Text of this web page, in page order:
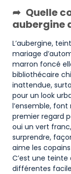
Quelle
aubergine
L’aubergine,
mariage
marron foncé
bibliothécaire
inattendue,
pour un look
l’ensemble,
premier regard
oui un vert
surprendre,
aime les
C’est une teinte
différentes